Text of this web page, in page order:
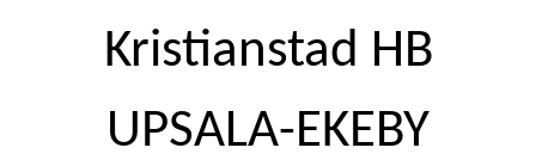
Kristianstad HB
UPSALA-EKEBY